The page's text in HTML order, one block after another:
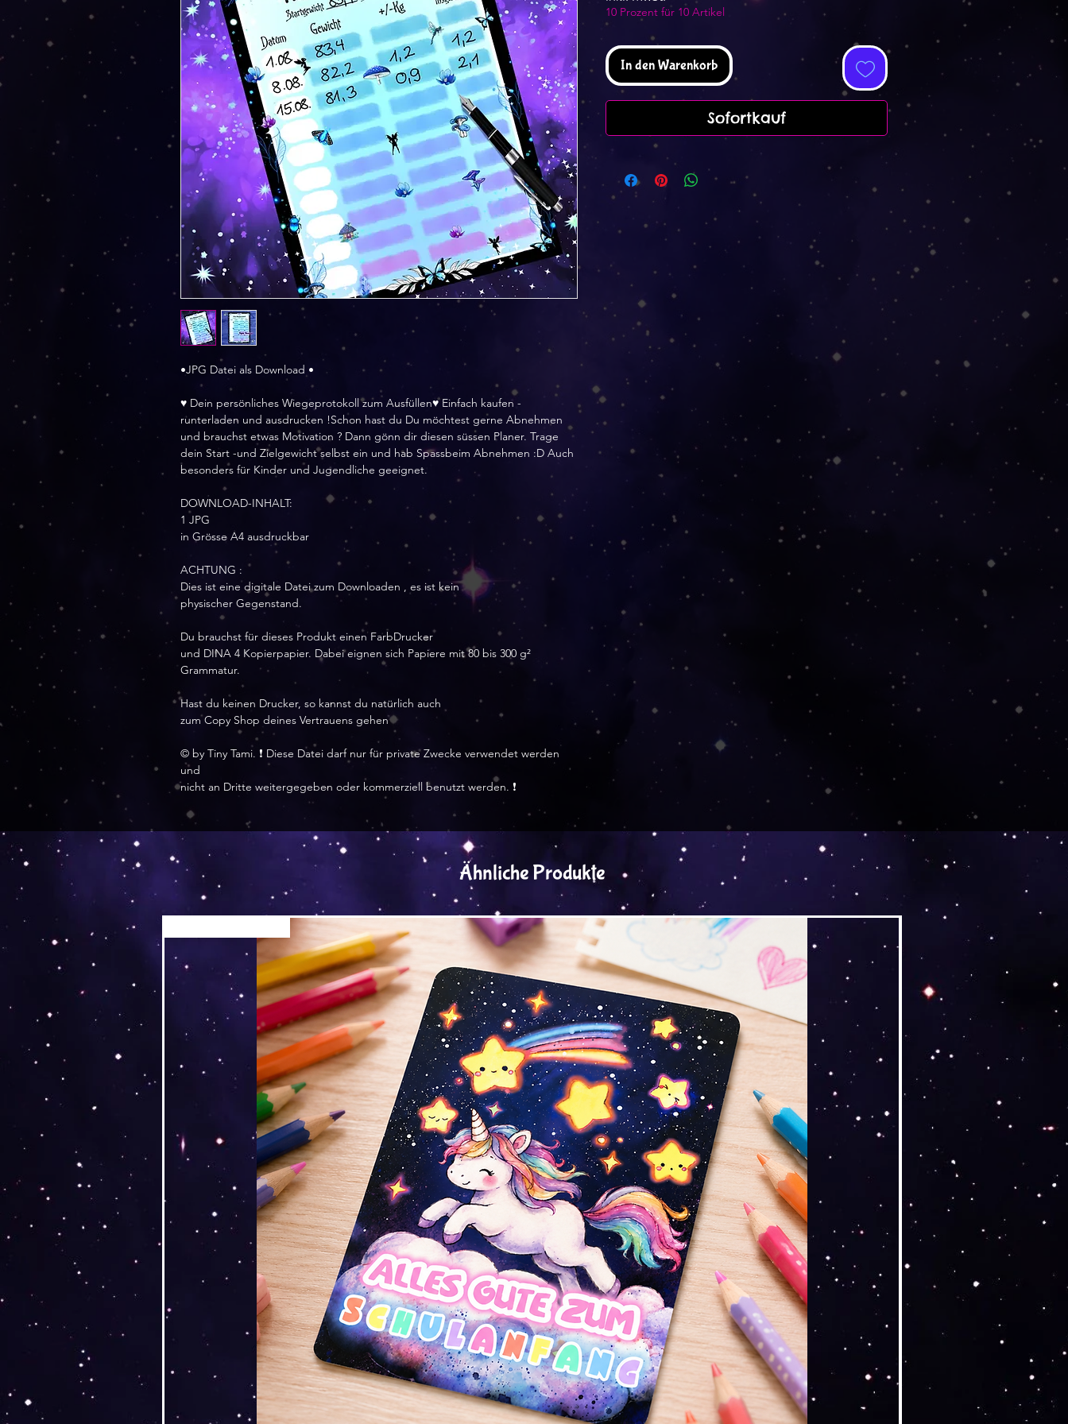
•JPG Datei als Download •
♥ Dein persönliches Wiegeprotokoll zum Ausfüllen♥ Einfach kaufen -
runterladen und ausdrucken !Schon hast du Du möchtest gerne Abnehmen
und brauchst etwas Motivation ? Dann gönn dir diesen süssen Planer. Trage
dein Start -und Zielgewicht selbst ein und hab Spassbeim Abnehmen :D Auch
besonders für Kinder und Jugendliche geeignet.
DOWNLOAD-INHALT:
1 JPG
in Grösse A4 ausdruckbar
ACHTUNG :
Dies ist eine digitale Datei zum Downloaden , es ist kein
physischer Gegenstand.
Du brauchst für dieses Produkt einen FarbDrucker
und DINA 4 Kopierpapier. Dabei eignen sich Papiere mit 80 bis 300 g²
Grammatur.
Hast du keinen Drucker, so kannst du natürlich auch
zum Copy Shop deines Vertrauens gehen
©️ by Tiny Tami. ❗ Diese Datei darf nur für private Zwecke verwendet werden
und
nicht an Dritte weitergegeben oder kommerziell benutzt werden. ❗
10 Prozent für 10 Artikel
In den Warenkorb
Sofortkauf
Ähnliche Produkte
Versand by Tiny Tami